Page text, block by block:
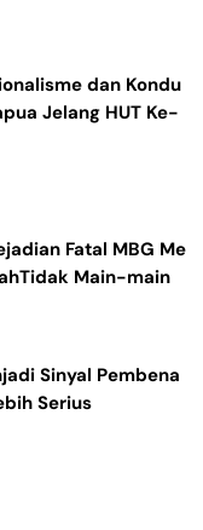
dan Kondu
Jelang HUT Ke-
Fatal MBG Me
Main-main
Sinyal Pembena
Serius